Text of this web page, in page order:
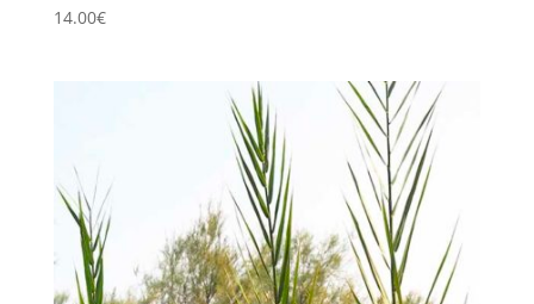
14.00€